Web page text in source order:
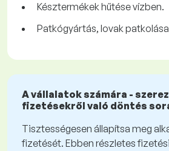
Késztermékek hűtése vízben.
Patkógyártás, lovak
A vállalatok számára -
fizetésekről való döntés
Tisztességesen állapítsa meg
fizetését. Ebben részletes